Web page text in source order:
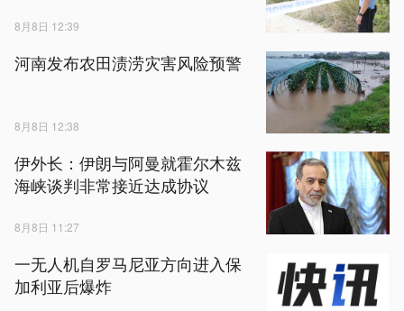
8月8日 12:39
河南发布农田渍涝灾害风险预警
8月8日 12:38
伊外长：伊朗与阿曼就霍尔木兹
海峡谈判非常接近达成协议
8月8日 11:27
一无人机自罗马尼亚方向进入保
加利亚后爆炸